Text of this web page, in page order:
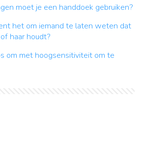
moet je een handdoek gebruiken?
het om iemand te laten weten dat
haar houdt?
om met hoogsensitiviteit om te